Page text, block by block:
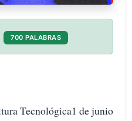
700 PALABRAS
Tecnológica1 de junio